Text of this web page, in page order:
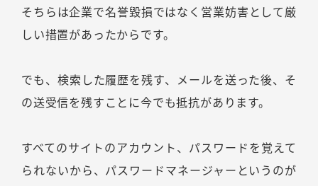
そちらは企業で名誉毀損ではなく営業妨害として厳
しい措置があったからです。
でも、検索した履歴を残す、メールを送った後、そ
の送受信を残すことに今でも抵抗があります。
すべてのサイトのアカウント、パスワードを覚えて
られないから、パスワードマネージャーというのが